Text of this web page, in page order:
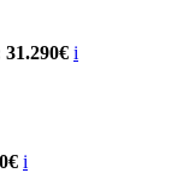
31.290€ i
i